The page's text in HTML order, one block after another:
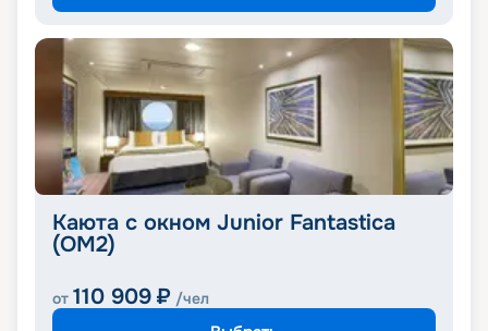
Каюта с окном Junior Fantastica
(OM2)
от 110 909 ₽ /чел